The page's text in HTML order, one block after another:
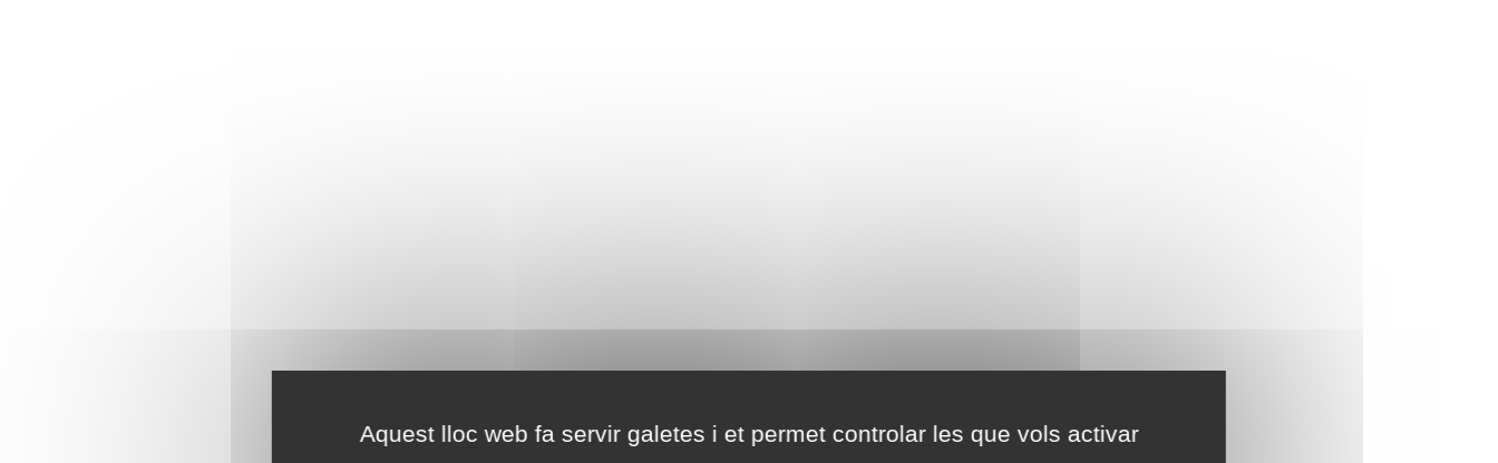
Aquest lloc web fa servir galetes i et permet controlar les que vols activar